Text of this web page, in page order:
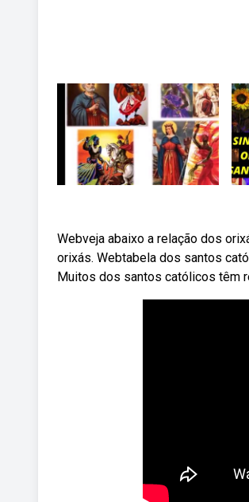
Webveja abaixo a relação dos
orixás. Webtabela dos santos
Muitos dos santos católicos têm